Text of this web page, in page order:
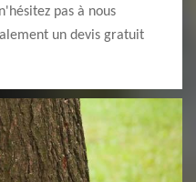
pas à nous
un devis gratuit